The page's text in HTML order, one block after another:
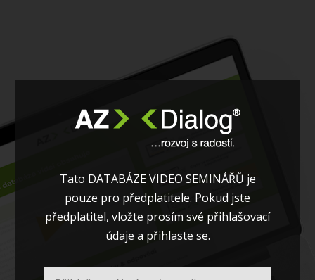
Tato DATABÁZE VIDEO SEMINÁŘŮ je
pouze pro předplatitele. Pokud jste
předplatitel, vložte prosím své přihlašovací
údaje a přihlaste se.